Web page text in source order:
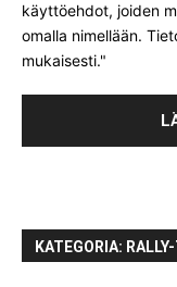
käyttöehdot, joiden
omalla nimellään.
mukaisesti."
KATEGORIA: